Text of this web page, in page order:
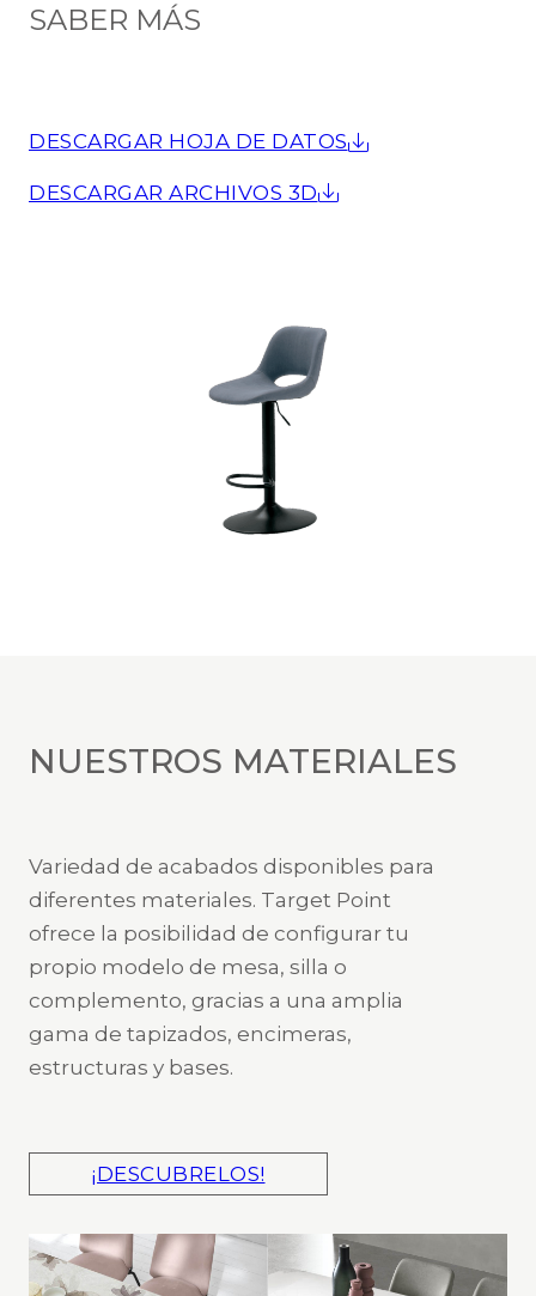
SABER MÁS
DESCARGAR HOJA DE DATOS
DESCARGAR ARCHIVOS 3D
NUESTROS MATERIALES
Variedad de acabados disponibles para
diferentes materiales. Target Point
ofrece la posibilidad de configurar tu
propio modelo de mesa, silla o
complemento, gracias a una amplia
gama de tapizados, encimeras,
estructuras y bases.
¡DESCUBRELOS!